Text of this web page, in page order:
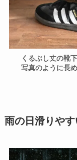
くるぶし丈の靴
写真のように長
雨の日滑りやす